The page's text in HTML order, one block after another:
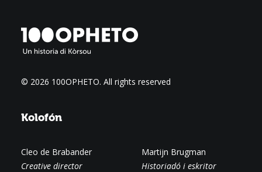
© 2026 100OPHETO. All rights reserved
Kolofón
Cleo de Brabander
Creative director
Martijn Brugman
Historiadó i eskritor